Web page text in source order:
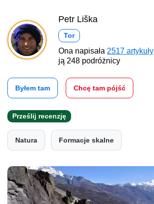
Petr Liška
Tor
Ona napisała 2517 artykuły
ją 248 podróżnicy
Byłem tam Chcę tam pójść
Prześlij recenzję
Natura Formacje skalne